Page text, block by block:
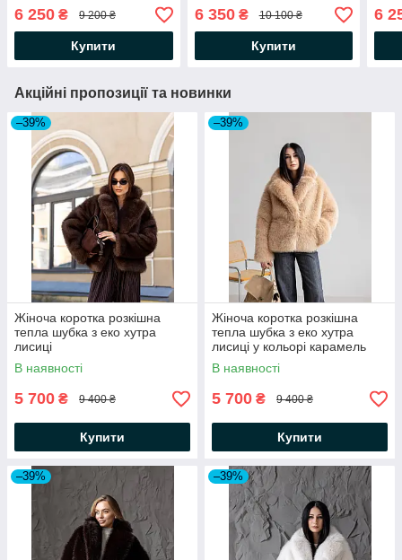
6 250 ₴ 9 200 ₴
Купити
6 350₴ 10 100 ₴
Купити
6
Акційні пропозиції та новинки
–39%
Жіноча коротка розкішна
тепла шубка з еко хутра
лисиці
В наявності
5 700 ₴ 9 400 ₴
Купити
–39%
Жіноча коротка розкішна
тепла шубка з еко хутра
лисиці у кольорі карамель
В наявності
5 700 ₴ 9 400 ₴
Купити
–39% –39%